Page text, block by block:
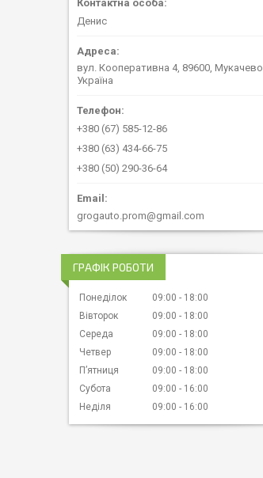
Денис
вул. Кооперативна 4, 89600, Мукачево,
Україна
+380 (67) 585-12-86
+380 (63) 434-66-75
+380 (50) 290-36-64
grogauto.prom@gmail.com
ГРАФІК РОБОТИ
Понеділок 09:00
18:00
Вівторок
09:00
18:00
Середа
09:00
18:00
Четвер
09:00
18:00
Пʼятниця
09:00
18:00
Субота
09:00
16:00
Неділя
09:00 16:00